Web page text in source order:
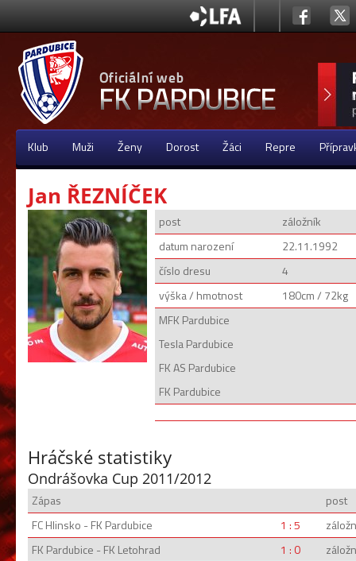
Klub Muži Ženy Dorost Žáci Repre
Jan ŘEZNÍČEK
post
záložník
datum narození
22.11.1992
číslo dresu
4
výška / hmotnost
180cm / 72kg
MFK Pardubice
Tesla Pardubice
FK AS Pardubice
FK Pardubice
Hráčské statistiky
Ondrášovka Cup 2011/2012
Zápas
post
FC Hlinsko - FK Pardubice
1 : 5
FK Pardubice - FK Letohrad
1 : 0